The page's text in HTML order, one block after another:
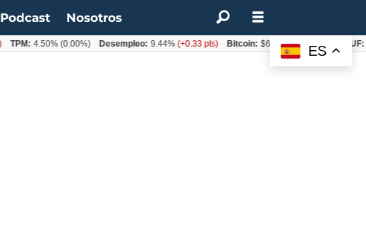
Podcast Nosotros
ES
TPM: 4.50%(0.00%) Desempleo: 9.44%(+0.33 pts) Bitcoin: $64.600,08(+2.93%) UF: